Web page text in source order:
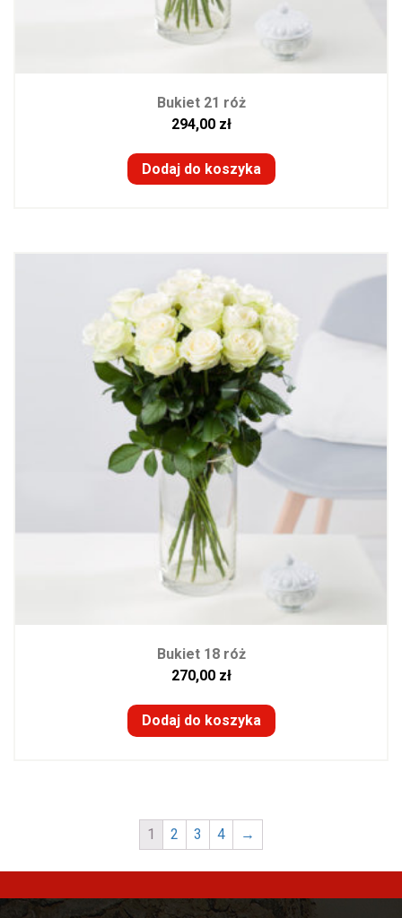
Bukiet 21 róż
294,00 zł
Dodaj do koszyka
Bukiet 18 róż
270,00 zł
Dodaj do koszyka
1 2 3 4 →